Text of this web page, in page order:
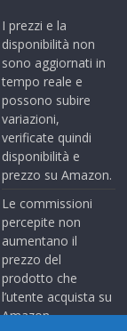
I prezzi e la
disponibilità non
sono aggiornati in
tempo reale e
possono subire
variazioni,
verificate quindi
disponibilità e
prezzo su Amazon.
Le commissioni
percepite non
aumentano il
prezzo del
prodotto che
l’utente acquista su
Amazon.